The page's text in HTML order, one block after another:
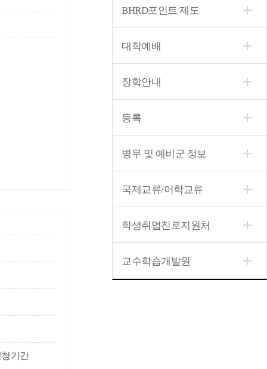
BHRD포인트 제도
대학예배
장학안내
등록
병무 및 예비군 정보
국제교류/어학교류
학생취업진로지원처
교수학습개발원
청기간